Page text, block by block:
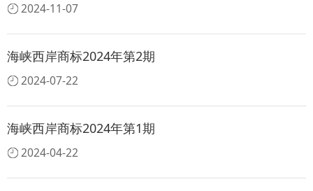
2024-11-07
海峡西岸商标2024年第2期
2024-07-22
海峡西岸商标2024年第1期
2024-04-22